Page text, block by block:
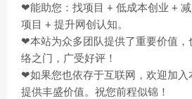
❤能助您：找项目 + 低成本创业 +
项目 + 提升网创认知。
❤本站为众多团队提供了重要价值，
络之门，广受好评！
❤如果您也依存于互联网，欢迎加入
提供丰盛价值。祝您前程似锦！